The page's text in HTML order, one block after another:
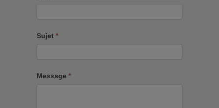
Sujet *
Message *